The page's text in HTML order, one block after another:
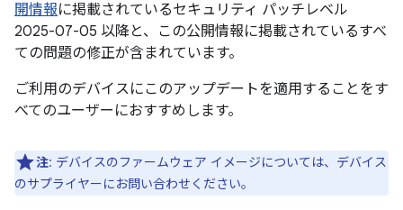
開情報に掲載されているセキュリティ パッチレベル
2025-07-05 以降と、この公開情報に掲載されているすべ
ての問題の修正が含まれています。
ご利用のデバイスにこのアップデートを適用することをす
べてのユーザーにおすすめします。
注: デバイスのファームウェア イメージについては、デバイス
のサプライヤーにお問い合わせください。